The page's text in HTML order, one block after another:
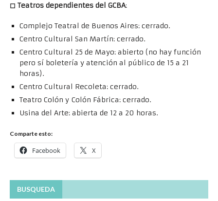
◻ Teatros dependientes del GCBA:
Complejo Teatral de Buenos Aires: cerrado.
Centro Cultural San Martín: cerrado.
Centro Cultural 25 de Mayo: abierto (no hay función
pero sí boletería y atención al público de 15 a 21
horas).
Centro Cultural Recoleta: cerrado.
Teatro Colón y Colón Fábrica: cerrado.
Usina del Arte: abierta de 12 a 20 horas.
Comparte esto:
Facebook X
BUSQUEDA